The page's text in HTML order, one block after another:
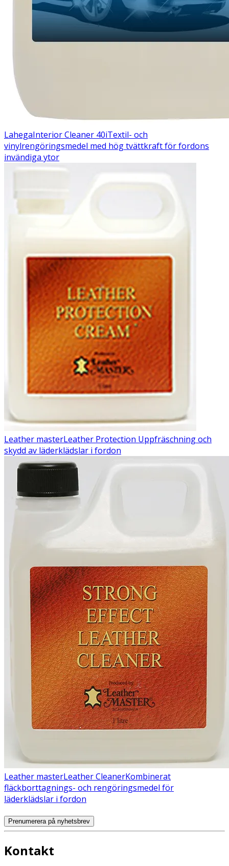
LahegaInterior Cleaner 40iTextil- och
vinylrengöringsmedel med hög tvättkraft för fordons
invändiga ytor
Leather masterLeather Protection Uppfräschning och
skydd av läderklädslar i fordon
Leather masterLeather CleanerKombinerat
fläckborttagnings- och rengöringsmedel för
läderklädslar i fordon
Prenumerera på nyhetsbrev
Kontakt